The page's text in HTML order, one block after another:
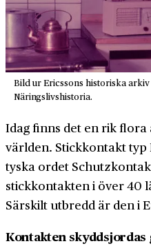
Bild ur Ericssons historiska
Näringslivshistoria.
Idag finns det en rik
världen. Stickkontakt typ
tyska ordet
stickkontakten i över 40
Särskilt utbredd är den i
Kontakten skyddsjordas